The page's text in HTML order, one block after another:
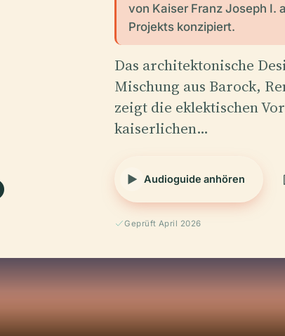
von Kaiser Franz Joseph I.
Projekts konzipiert.
Das architektonische
Mischung aus Barock,
zeigt die eklektischen
kaiserlichen…
Audioguide anhören
Geprüft April 2026